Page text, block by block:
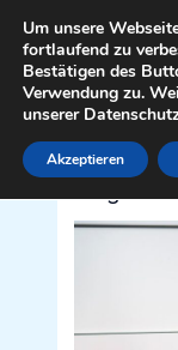
Inhalt
springen
Sanitär
Um unsere
fortlaufend zu
Bestätigen des
Verwendung zu.
unserer
Akzeptieren